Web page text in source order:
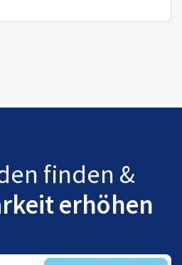
finden &
erhöhen